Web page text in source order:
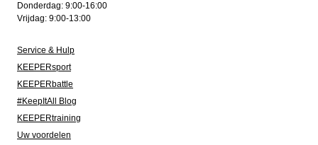
Donderdag: 9:00-16:00
Vrijdag: 9:00-13:00
Service & Hulp
KEEPERsport
KEEPERbattle
#KeepItAll Blog
KEEPERtraining
Uw voordelen